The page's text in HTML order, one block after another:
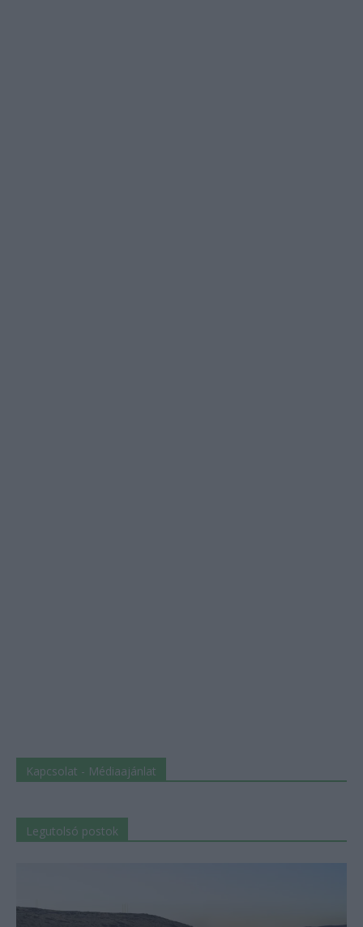
Kapcsolat - Médiaajánlat
Legutolsó postok